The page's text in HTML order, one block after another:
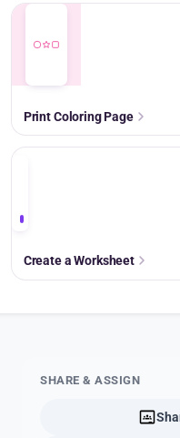
Print Coloring Page
Create a Worksheet
SHARE & ASSIGN